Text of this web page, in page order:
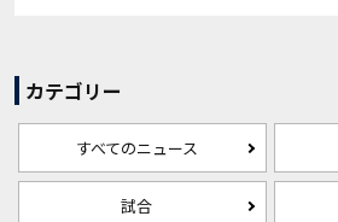
カテゴリー
すべてのニュース
試合